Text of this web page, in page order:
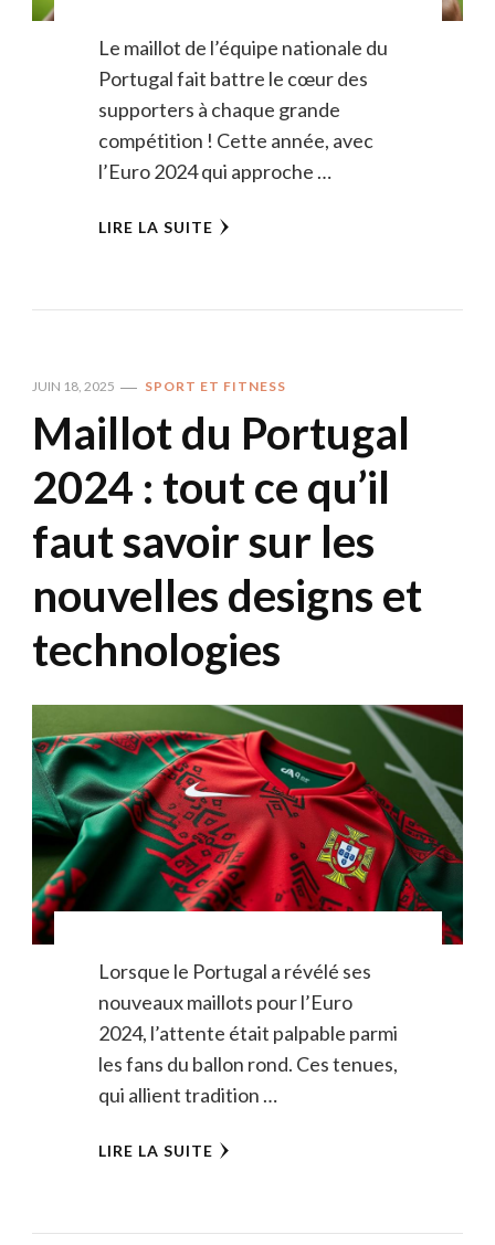
Le maillot de l’équipe nationale du
Portugal fait battre le cœur des
supporters à chaque grande
compétition ! Cette année, avec
l’Euro 2024 qui approche …
LIRE LA SUITE
JUIN 18, 2025 SPORT ET FITNESS
Maillot du Portugal
2024 : tout ce qu’il
faut savoir sur les
nouvelles designs et
technologies
Lorsque le Portugal a révélé ses
nouveaux maillots pour l’Euro
2024, l’attente était palpable parmi
les fans du ballon rond. Ces tenues,
qui allient tradition …
LIRE LA SUITE